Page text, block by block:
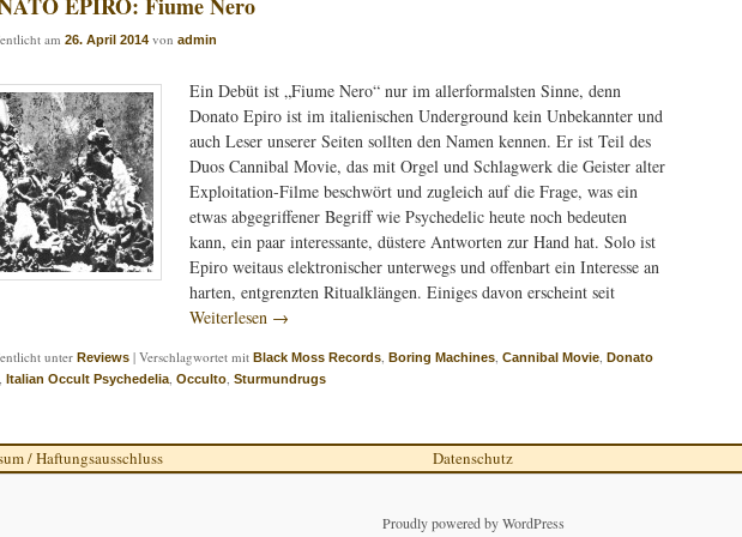
am 26. April 2014 von admin
Ein Debüt ist „Fiume Nero“ nur im allerformalsten Sinne, denn
Donato Epiro ist im italienischen Underground kein Unbekannter und
auch Leser unserer Seiten sollten den Namen kennen. Er ist Teil des
Duos Cannibal Movie, das mit Orgel und Schlagwerk die Geister alter
Exploitation-Filme beschwört und zugleich auf die Frage, was ein
etwas abgegriffener Begriff wie Psychedelic heute noch bedeuten
kann, ein paar interessante, düstere Antworten zur Hand hat. Solo ist
Epiro weitaus elektronischer unterwegs und offenbart ein Interesse an
harten, entgrenzten Ritualklängen. Einiges davon erscheint seit
Weiterlesen →
unter Reviews | Verschlagwortet mit Black Moss Records Boring Machines Cannibal Movie Donato
Italian Occult Psychedelia Occulto Sturmundrugs
/ Haftungsausschluss Datenschutz
Proudly powered by WordPress